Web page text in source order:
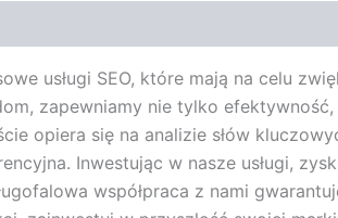
usługi SEO, które mają na celu
zapewniamy nie tylko
opiera się na analizie słów
Inwestując w nasze usługi,
współpraca z nami